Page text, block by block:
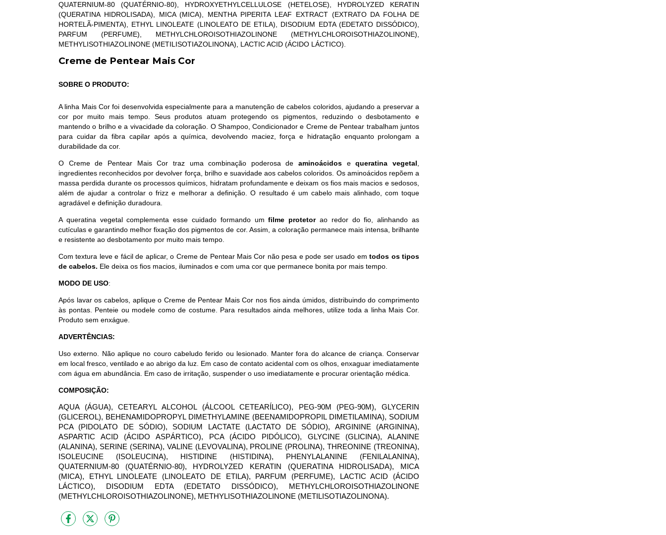
QUATERNIUM-80 (QUATÉRNIO-80), HYDROXYETHYLCELLULOSE (HETELOSE), HYDROLYZED KERATIN
(QUERATINA HIDROLISADA), MICA (MICA), MENTHA PIPERITA LEAF EXTRACT (EXTRATO DA FOLHA DE
HORTELÃ-PIMENTA), ETHYL LINOLEATE (LINOLEATO DE ETILA), DISODIUM EDTA (EDETATO DISSÓDICO),
PARFUM (PERFUME), METHYLCHLOROISOTHIAZOLINONE (METHYLCHLOROISOTHIAZOLINONE),
METHYLISOTHIAZOLINONE (METILISOTIAZOLINONA), LACTIC ACID (ÁCIDO LÁCTICO).
Creme de Pentear Mais Cor
SOBRE O PRODUTO:
A linha Mais Cor foi desenvolvida especialmente para a manutenção de cabelos coloridos, ajudando a preservar a
cor por muito mais tempo. Seus produtos atuam protegendo os pigmentos, reduzindo o desbotamento e
mantendo o brilho e a vivacidade da coloração. O Shampoo, Condicionador e Creme de Pentear trabalham juntos
para cuidar da fibra capilar após a química, devolvendo maciez, força e hidratação enquanto prolongam a
durabilidade da cor.
O Creme de Pentear Mais Cor traz uma combinação poderosa deaminoácidos equeratina vegetal,
ingredientes reconhecidos por devolver força, brilho e suavidade aos cabelos coloridos. Os aminoácidos repõem a
massa perdida durante os processos químicos, hidratam profundamente e deixam os fios mais macios e sedosos,
além de ajudar a controlar o frizz e melhorar a definição. O resultado é um cabelo mais alinhado, com toque
agradável e definição duradoura.
A queratina vegetal complementa esse cuidado formando umfilme protetorao redor do fio, alinhando as
cutículas e garantindo melhor fixação dos pigmentos de cor. Assim, a coloração permanece mais intensa, brilhante
e resistente ao desbotamento por muito mais tempo.
Com textura leve e fácil de aplicar, o Creme de Pentear Mais Cor não pesa e pode ser usado emtodos os tipos
de cabelos. Ele deixa os fios macios, iluminados e com uma cor que permanece bonita por mais tempo.
MODO DE USO:
Após lavar os cabelos, aplique o Creme de Pentear Mais Cor nos fios ainda úmidos, distribuindo do comprimento
às pontas. Penteie ou modele como de costume. Para resultados ainda melhores, utilize toda a linha Mais Cor.
Produto sem enxágue.
ADVERTÊNCIAS:
Uso externo. Não aplique no couro cabeludo ferido ou lesionado. Manter fora do alcance de criança. Conservar
em local fresco, ventilado e ao abrigo da luz. Em caso de contato acidental com os olhos, enxaguar imediatamente
com água em abundância. Em caso de irritação, suspender o uso imediatamente e procurar orientação médica.
COMPOSIÇÃO:
AQUA (ÁGUA), CETEARYL ALCOHOL (ÁLCOOL CETEARÍLICO), PEG-90M (PEG-90M), GLYCERIN
(GLICEROL), BEHENAMIDOPROPYL DIMETHYLAMINE (BEENAMIDOPROPIL DIMETILAMINA), SODIUM
PCA (PIDOLATO DE SÓDIO), SODIUM LACTATE (LACTATO DE SÓDIO), ARGININE (ARGININA),
ASPARTIC ACID (ÁCIDO ASPÁRTICO), PCA (ÁCIDO PIDÓLICO), GLYCINE (GLICINA), ALANINE
(ALANINA), SERINE (SERINA), VALINE (LEVOVALINA), PROLINE (PROLINA), THREONINE (TREONINA),
ISOLEUCINE (ISOLEUCINA), HISTIDINE (HISTIDINA), PHENYLALANINE (FENILALANINA),
QUATERNIUM-80 (QUATÉRNIO-80), HYDROLYZED KERATIN (QUERATINA HIDROLISADA), MICA
(MICA), ETHYL LINOLEATE (LINOLEATO DE ETILA), PARFUM (PERFUME), LACTIC ACID (ÁCIDO
LÁCTICO), DISODIUM EDTA (EDETATO DISSÓDICO), METHYLCHLOROISOTHIAZOLINONE
(METHYLCHLOROISOTHIAZOLINONE), METHYLISOTHIAZOLINONE (METILISOTIAZOLINONA).